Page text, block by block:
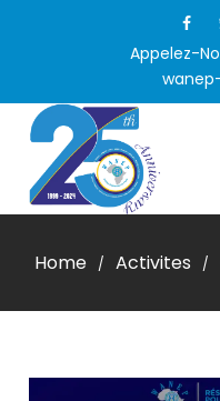
Appelez-
Home / Activites /